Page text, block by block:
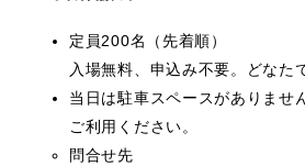
定員200名（先着順）
入場無料、申込み不要。どなた
当日は駐車スペースがありませ
ご利用ください。
問合せ先